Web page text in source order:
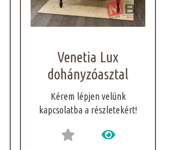
Venetia Lux
dohányzóasztal
Kérem lépjen velünk
kapcsolatba a részletekért!